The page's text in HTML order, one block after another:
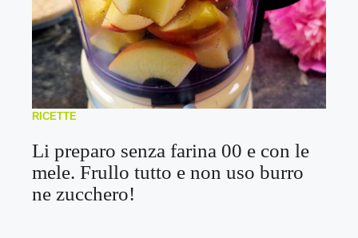
RICETTE
Li preparo senza farina 00 e con le
mele. Frullo tutto e non uso burro
ne zucchero!